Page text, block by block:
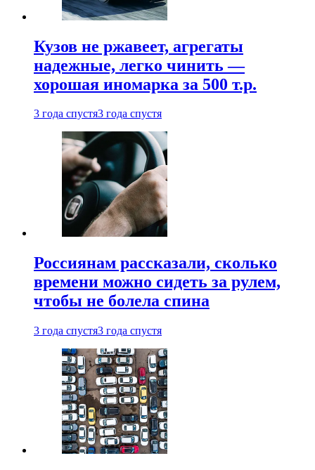
Кузов не ржавеет, агрегаты
надежные, легко чинить —
хорошая иномарка за 500 т.р.
3 года спустя3 года спустя
Россиянам рассказали, сколько
времени можно сидеть за рулем,
чтобы не болела спина
3 года спустя3 года спустя